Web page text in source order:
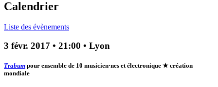
Calendrier
Liste des évènements
3 févr. 2017 • 21:00 • Lyon
Trabum pour ensemble de 10 musicien·nes et électronique ★ création
mondiale